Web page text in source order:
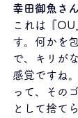
幸田御魚さん
これは『
す。何かを
で、キリが
感覚ですね
って、その
として捨て